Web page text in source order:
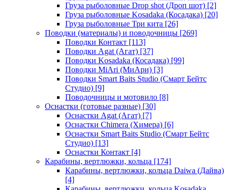
Груза рыболовные Drop shot (Дроп шот) [2]
Груза рыболовные Kosadaka (Косадака) [20]
Груза рыболовные Три кита [26]
Поводки (материалы) и поводочницы [269]
Поводки Контакт [113]
Поводки Agat (Агат) [37]
Поводки Kosadaka (Косадака) [99]
Поводки MiAri (МиАри) [3]
Поводки Smart Baits Studio (Смарт Бейтс
Студио) [9]
Поводочницы и мотовило [8]
Оснастки (готовые разные) [30]
Оснастки Agat (Агат) [7]
Оснастки Chimera (Химера) [6]
Оснастки Smart Baits Studio (Смарт Бейтс
Студио) [13]
Оснастки Контакт [4]
Карабины, вертлюжки, кольца [174]
Карабины, вертлюжки, кольца Daiwa (Дайва)
[4]